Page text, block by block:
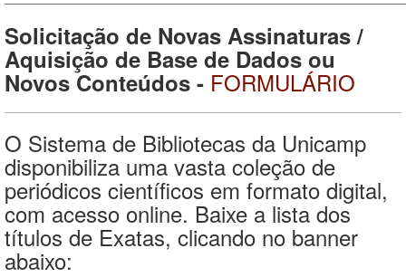
Solicitação de Novas Assinaturas /
Aquisição de Base de Dados ou
Novos Conteúdos - FORMULÁRIO
O Sistema de Bibliotecas da Unicamp
disponibiliza uma vasta coleção de
periódicos científicos em formato digital,
com acesso online. Baixe a lista dos
títulos de Exatas, clicando no banner
abaixo: